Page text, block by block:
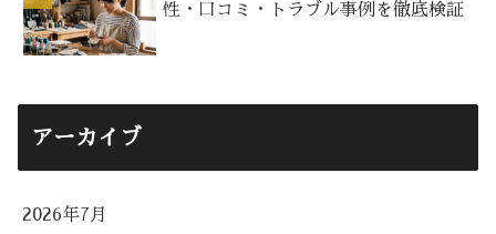
性・口コミ・トラブル事例を徹底検証
アーカイブ
2026年7月